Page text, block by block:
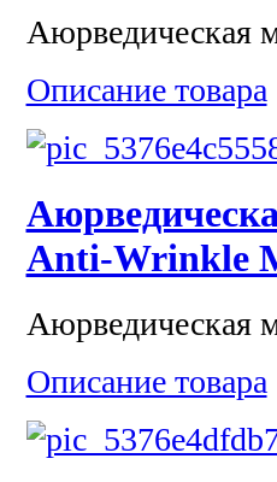
Аюрведическая
Описание товара
Anti-Wrinkle
Аюрведическая
Описание товара